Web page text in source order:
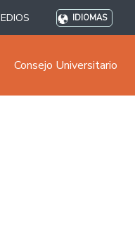
IDIOMAS
Consejo Universitario